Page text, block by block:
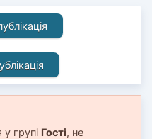
у групі Гості, не